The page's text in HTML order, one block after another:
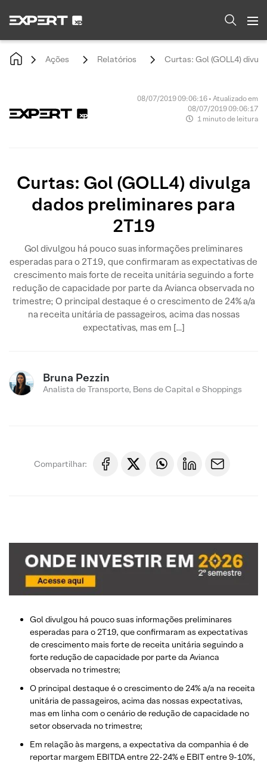
Ações Relatórios Curtas: Gol (GOLL4)
08/07/2019 09:06:16 • Atualizado em
08/07/2019 09:06:17
1 minuto de leitura
Curtas: Gol (GOLL4) divulga
dados preliminares para
2T19
Gol divulgou há pouco suas informações preliminares
esperadas para o 2T19, que confirmaram as expectativas de
crescimento mais forte de receita unitária seguindo a forte
redução de capacidade por parte da Avianca observada no
trimestre; O principal destaque é o crescimento de 24% a/a
na receita unitária de passageiros, acima das nossas
expectativas, mas em […]
Bruna Pezzin
Analista de Transporte, Bens de Capital e Shoppings
Compartilhar:
Gol divulgou há pouco suas informações preliminares
esperadas para o 2T19, que confirmaram as expectativas
de crescimento mais forte de receita unitária seguindo a
forte redução de capacidade por parte da Avianca
observada no trimestre;
O principal destaque é o crescimento de 24% a/a na receita
unitária de passageiros, acima das nossas expectativas,
mas em linha com o cenário de redução de capacidade no
setor observada no trimestre;
Em relação às margens, a expectativa da companhia é de
reportar margem EBITDA entre 22-24% e EBIT entre 9-10%,